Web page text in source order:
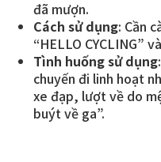
đã mượn.
Cách sử dụng: Cần
“HELLO CYCLING”
Tình huống sử dụng
chuyến đi linh hoạt
xe đạp, lượt về do
buýt về ga”.